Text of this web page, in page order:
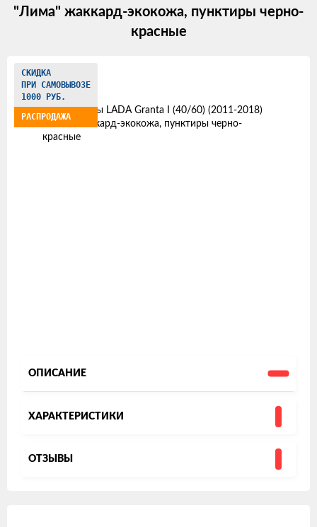
"Лима" жаккард-экокожа, пунктиры черно-
красные
Изображения
товаров
СКИДКА
ПРИ САМОВЫВОЗЕ
1000 РУБ.
РАСПРОДАЖА
ОПИСАНИЕ
ХАРАКТЕРИСТИКИ
ОТЗЫВЫ